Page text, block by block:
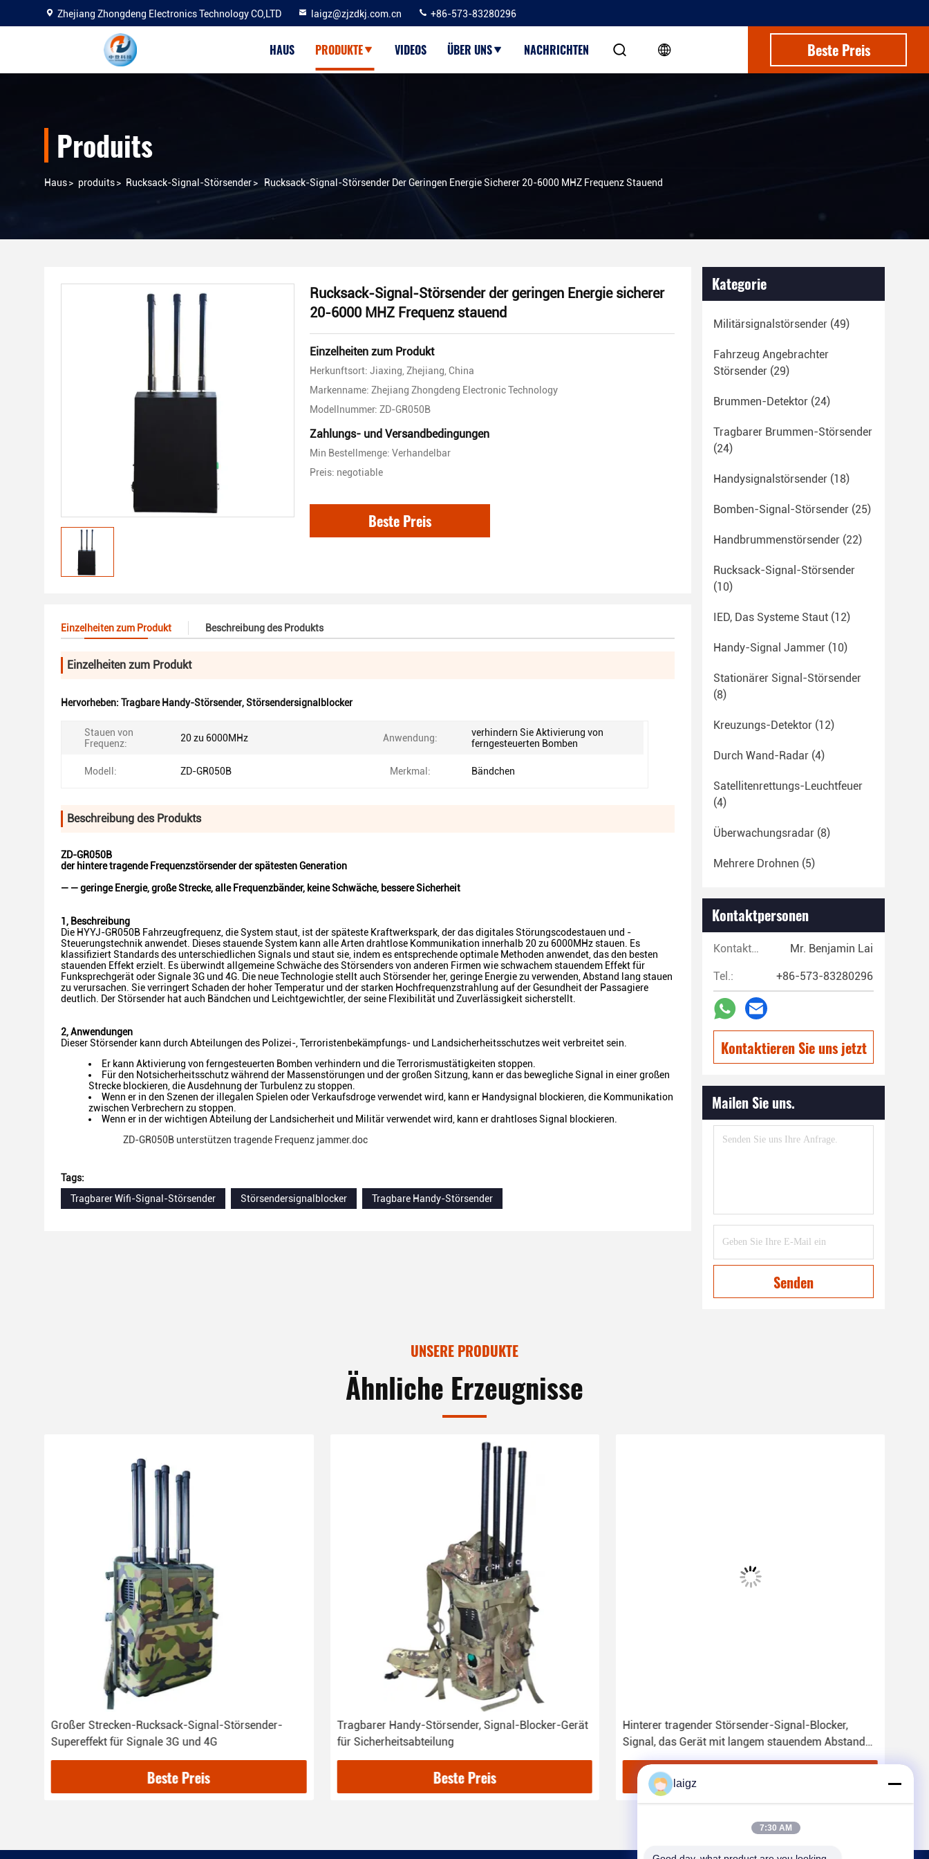
Zhejiang Zhongdeng Electronics Technology CO,LTD laigz@zjzdkj.com.cn +86-573-83280296
HAUS PRODUKTE VIDEOS ÜBER UNS NACHRICHTEN Beste Preis
Produits
Haus> produits> Rucksack-Signal-Störsender> Rucksack-Signal-Störsender Der Geringen Energie Sicherer 20-6000 MHZ Frequenz Stauend
Rucksack-Signal-Störsender der geringen Energie sicherer
20-6000 MHZ Frequenz stauend
Einzelheiten zum Produkt
Herkunftsort: Jiaxing, Zhejiang, China
Markenname: Zhejiang Zhongdeng Electronic Technology
Modellnummer: ZD-GR050B
Zahlungs- und Versandbedingungen
Min Bestellmenge: Verhandelbar
Preis: negotiable
Beste Preis
Einzelheiten zum Produkt Beschreibung des Produkts
Einzelheiten zum Produkt
Hervorheben: Tragbare Handy-Störsender,Störsendersignalblocker
Stauen von
Frequenz:
20 zu 6000MHz Anwendung:
verhindern Sie Aktivierung von
ferngesteuerten Bomben
Modell: ZD-GR050B Merkmal: Bändchen
Beschreibung des Produkts
ZD-GR050B
der hintere tragende Frequenzstörsender der spätesten Generation
— — geringe Energie, große Strecke, alle Frequenzbänder, keine Schwäche, bessere Sicherheit
1, Beschreibung
Die HYYJ-GR050B Fahrzeugfrequenz, die System staut, ist der späteste Kraftwerkspark, der das digitales Störungscodestauen und -
Steuerungstechnik anwendet. Dieses stauende System kann alle Arten drahtlose Kommunikation innerhalb 20 zu 6000MHz stauen. Es
klassifiziert Standards des unterschiedlichen Signals und staut sie, indem es entsprechende optimale Methoden anwendet, das den besten
stauenden Effekt erzielt. Es überwindt allgemeine Schwäche des Störsenders von anderen Firmen wie schwachem stauendem Effekt für
Funksprechgerät oder Signale 3G und 4G. Die neue Technologie stellt auch Störsender her, geringe Energie zu verwenden, Abstand lang stauen
zu verursachen. Sie verringert Schaden der hoher Temperatur und der starken Hochfrequenzstrahlung auf der Gesundheit der Passagiere
deutlich. Der Störsender hat auch Bändchen und Leichtgewichtler, der seine Flexibilität und Zuverlässigkeit sicherstellt.
2, Anwendungen
Dieser Störsender kann durch Abteilungen des Polizei-, Terroristenbekämpfungs- und Landsicherheitsschutzes weit verbreitet sein.
Er kann Aktivierung von ferngesteuerten Bomben verhindern und die Terrorismustätigkeiten stoppen.
Für den Notsicherheitsschutz während der Massenstörungen und der großen Sitzung, kann er das bewegliche Signal in einer großen
Strecke blockieren, die Ausdehnung der Turbulenz zu stoppen.
Wenn er in den Szenen der illegalen Spielen oder Verkaufsdroge verwendet wird, kann er Handysignal blockieren, die Kommunikation
zwischen Verbrechern zu stoppen.
Wenn er in der wichtigen Abteilung der Landsicherheit und Militär verwendet wird, kann er drahtloses Signal blockieren.
ZD-GR050B unterstützen tragende Frequenz jammer.doc
Tags:
Tragbarer Wifi-Signal-Störsender
Störsendersignalblocker Tragbare Handy-Störsender
Kategorie
Militärsignalstörsender (49)
Fahrzeug Angebrachter
Störsender (29)
Brummen-Detektor (24)
Tragbarer Brummen-Störsender
(24)
Handysignalstörsender (18)
Bomben-Signal-Störsender (25)
Handbrummenstörsender (22)
Rucksack-Signal-Störsender
(10)
IED, Das Systeme Staut (12)
Handy-Signal Jammer (10)
Stationärer Signal-Störsender
(8)
Kreuzungs-Detektor (12)
Durch Wand-Radar (4)
Satellitenrettungs-Leuchtfeuer
(4)
Überwachungsradar (8)
Mehrere Drohnen (5)
Kontaktpersonen
Kontaktpersonen: Mr. Benjamin Lai
Tel.: +86-573-83280296
Kontaktieren Sie uns jetzt
Mailen Sie uns.
Senden
UNSERE PRODUKTE
Ähnliche Erzeugnisse
Großer Strecken-Rucksack-Signal-Störsender-
Supereffekt für Signale 3G und 4G
Beste Preis
Tragbarer Handy-Störsender, Signal-Blocker-Gerät
für Sicherheitsabteilung
Beste Preis
Hinterer tragender Störsender-Signal-Blocker,
Signal, das Gerät mit langem stauendem Abstand
staut
laigz
7:30 AM